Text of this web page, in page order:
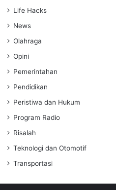
Life Hacks
News
Olahraga
Opini
Pemerintahan
Pendidikan
Peristiwa dan Hukum
Program Radio
Risalah
Teknologi dan Otomotif
Transportasi